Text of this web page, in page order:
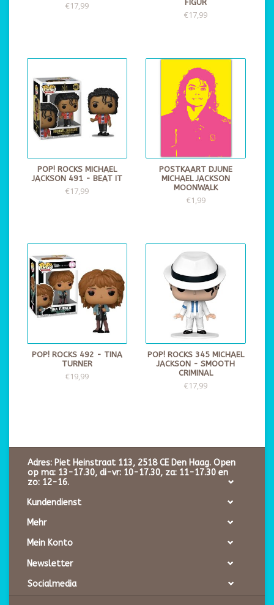
€17,99
FIGUR
€17,99
POP! ROCKS MICHAEL
JACKSON 491 - BEAT IT
€17,99
POSTKAART DJUNE
MICHAEL JACKSON
MOONWALK
€1,99
POP! ROCKS 492 - TINA
TURNER
€19,99
POP! ROCKS 345 MICHAEL
JACKSON - SMOOTH
CRIMINAL
€17,99
Adres: Piet Heinstraat 113, 2518 CE Den Haag. Open
op ma: 13-17.30, di-vr: 10-17.30, za: 11-17.30 en
zo: 12-16.
Kundendienst
Mehr
Mein Konto
Newsletter
Socialmedia